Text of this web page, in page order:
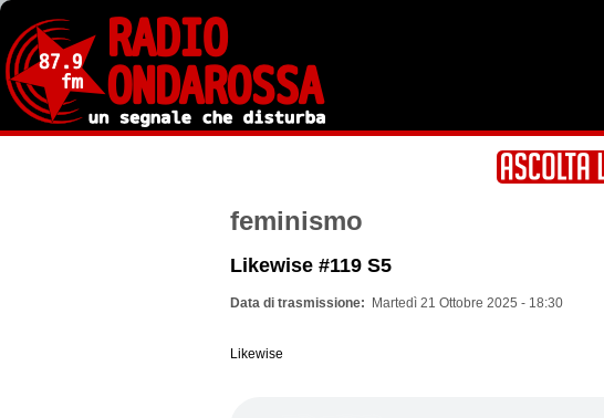
Salta
contenuto
principale
feminismo
Likewise #119 S5
Data di trasmissione Martedì 21 Ottobre 2025 - 18:30
Likewise